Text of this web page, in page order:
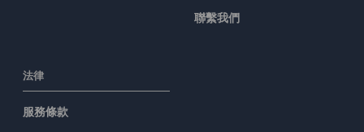
聯繫我們
法律
服務條款